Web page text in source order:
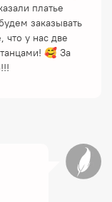
платье
заказывать
что у нас две
🥰 За